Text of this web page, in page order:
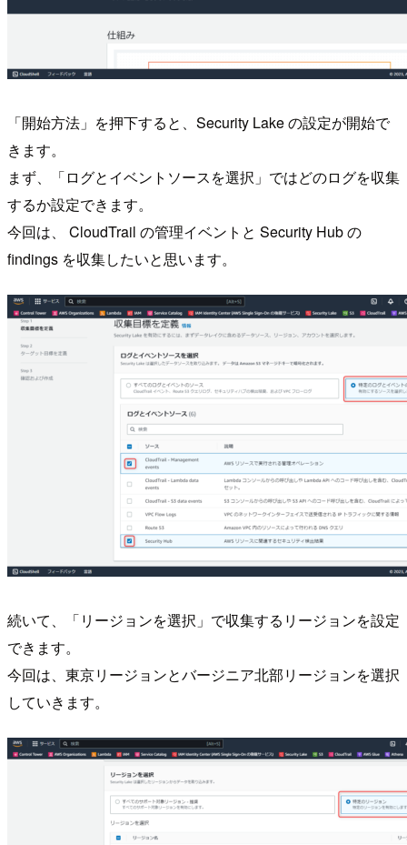
「開始方法」を押下すると、Security Lake の設定が開始で
きます。
まず、「ログとイベントソースを選択」ではどのログを収集
するか設定できます。
今回は、 CloudTrail の管理イベントと Security Hub の
findings を収集したいと思います。
続いて、「リージョンを選択」で収集するリージョンを設定
できます。
今回は、東京リージョンとバージニア北部リージョンを選択
していきます。